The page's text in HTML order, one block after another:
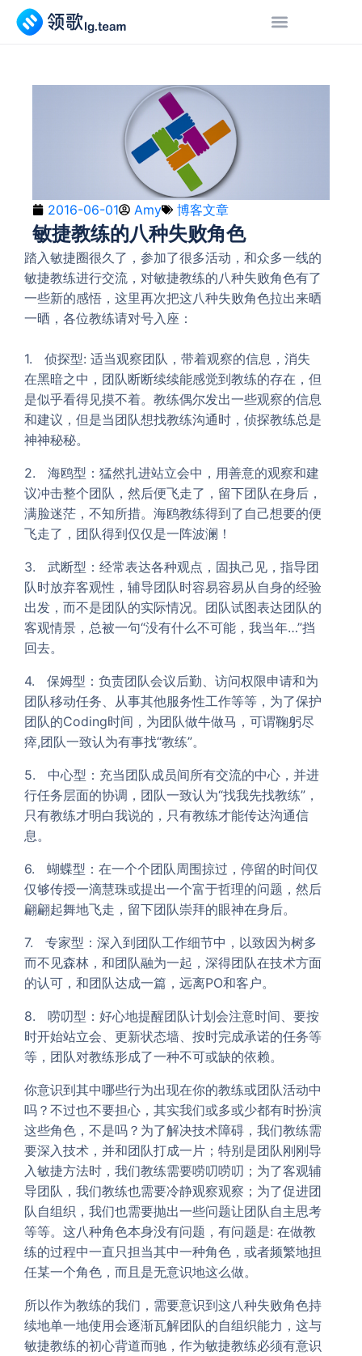
2016-06-01 Amy 博客文章
敏捷教练的八种失败角色
踏入敏捷圈很久了，参加了很多活动，和众多一线的
敏捷教练进行交流，对敏捷教练的八种失败角色有了
一些新的感悟，这里再次把这八种失败角色拉出来晒
一晒，各位教练请对号入座：
1. 侦探型: 适当观察团队，带着观察的信息，消失
在黑暗之中，团队断断续续能感觉到教练的存在，但
是似乎看得见摸不着。教练偶尔发出一些观察的信息
和建议，但是当团队想找教练沟通时，侦探教练总是
神神秘秘。
2. 海鸥型：猛然扎进站立会中，用善意的观察和建
议冲击整个团队，然后便飞走了，留下团队在身后，
满脸迷茫，不知所措。海鸥教练得到了自己想要的便
飞走了，团队得到仅仅是一阵波澜！
3. 武断型：经常表达各种观点，固执己见，指导团
队时放弃客观性，辅导团队时容易容易从自身的经验
出发，而不是团队的实际情况。团队试图表达团队的
客观情景，总被一句“没有什么不可能，我当年…”挡
回去。
4. 保姆型：负责团队会议后勤、访问权限申请和为
团队移动任务、从事其他服务性工作等等，为了保护
团队的Coding时间，为团队做牛做马，可谓鞠躬尽
瘁,团队一致认为有事找“教练”。
5. 中心型：充当团队成员间所有交流的中心，并进
行任务层面的协调，团队一致认为“找我先找教练”，
只有教练才明白我说的，只有教练才能传达沟通信
息。
6. 蝴蝶型：在一个个团队周围掠过，停留的时间仅
仅够传授一滴慧珠或提出一个富于哲理的问题，然后
翩翩起舞地飞走，留下团队崇拜的眼神在身后。
7. 专家型：深入到团队工作细节中，以致因为树多
而不见森林，和团队融为一起，深得团队在技术方面
的认可，和团队达成一篇，远离PO和客户。
8. 唠叨型：好心地提醒团队计划会注意时间、要按
时开始站立会、更新状态墙、按时完成承诺的任务等
等，团队对教练形成了一种不可或缺的依赖。
你意识到其中哪些行为出现在你的教练或团队活动中
吗？不过也不要担心，其实我们或多或少都有时扮演
这些角色，不是吗？为了解决技术障碍，我们教练需
要深入技术，并和团队打成一片；特别是团队刚刚导
入敏捷方法时，我们教练需要唠叨唠叨；为了客观辅
导团队，我们教练也需要冷静观察观察；为了促进团
队自组织，我们也需要抛出一些问题让团队自主思考
等等。这八种角色本身没有问题，有问题是: 在做教
练的过程中一直只担当其中一种角色，或者频繁地担
任某一个角色，而且是无意识地这么做。
所以作为教练的我们，需要意识到这八种失败角色持
续地单一地使用会逐渐瓦解团队的自组织能力，这与
敏捷教练的初心背道而驰，作为敏捷教练必须有意识